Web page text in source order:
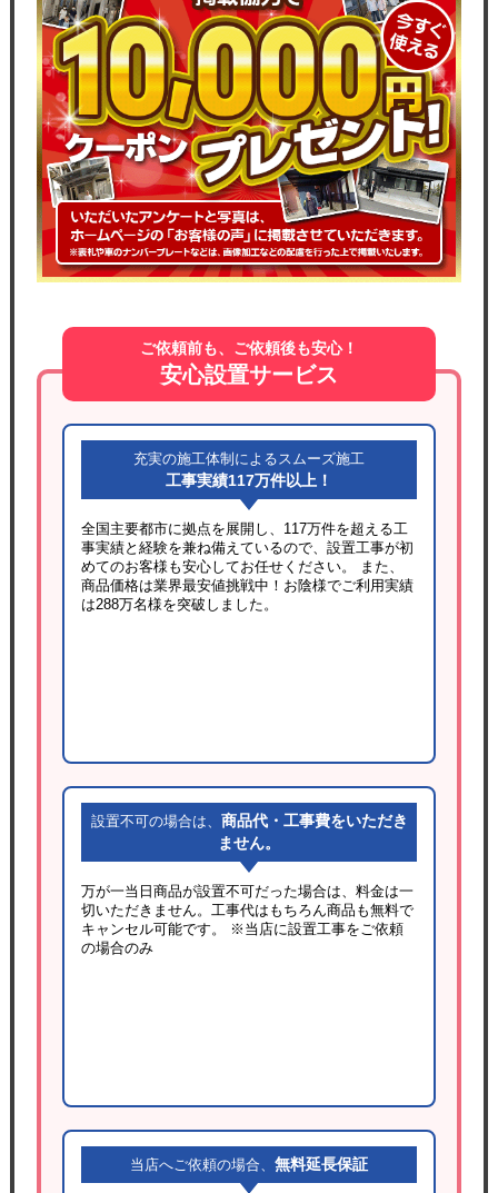
ご依頼前も、ご依頼後も安心！
安心設置サービス
充実の施工体制によるスムーズ施工
工事実績117万件以上！
全国主要都市に拠点を展開し、117万件を超える工
事実績と経験を兼ね備えているので、設置工事が初
めてのお客様も安心してお任せください。 また、
商品価格は業界最安値挑戦中！お陰様でご利用実績
は288万名様を突破しました。
設置不可の場合は、 商品代・工事費をいただき
ません。
万が一当日商品が設置不可だった場合は、料金は一
切いただきません。工事代はもちろん商品も無料で
キャンセル可能です。
※当店に設置工事をご依頼
の場合のみ
当店へご依頼の場合、 無料延長保証